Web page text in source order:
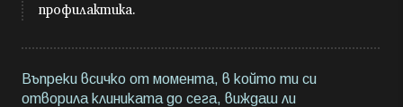
профилактика.
Въпреки всичко от момента, в който ти си
отворила клиниката до сега, виждаш ли